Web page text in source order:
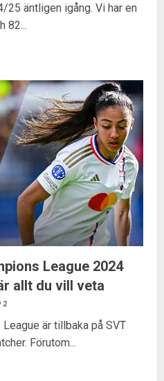
25 äntligen igång. Vi har en
82...
League 2024
allt du vill veta
2
League är tillbaka på SVT
Förutom...